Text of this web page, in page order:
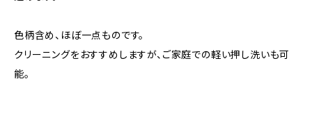
色柄含め、ほぼ一点ものです。
クリーニングをおすすめしますが、ご家庭での軽い押し洗いも可
能。